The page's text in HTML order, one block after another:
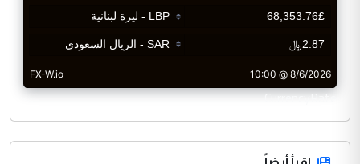
CurrencyRate